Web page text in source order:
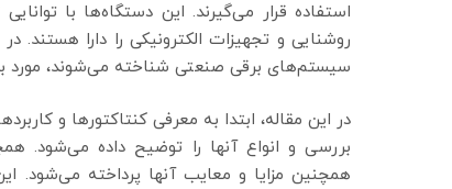
استفاده قرار می‌گیرند. این دستگاه‌ها با
روشنایی و تجهیزات الکترونیکی را دارا هستند.
سیستم‌های برقی صنعتی شناخته می‌شوند، مورد
در این مقاله، ابتدا به معرفی کنتاکتورها و
بررسی و انواع آنها را توضیح داده می‌شود.
همچنین مزایا و معایب آنها پرداخته می‌شود.